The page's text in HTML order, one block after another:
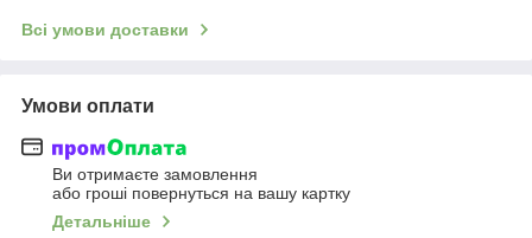
Всі умови доставки
Умови оплати
Ви отримаєте замовлення
або гроші повернуться на вашу картку
Детальніше